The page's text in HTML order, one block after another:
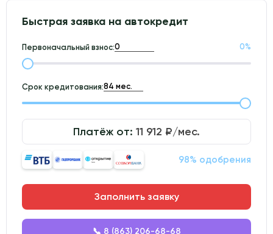
Быстрая заявка на автокредит
Первоначальный взнос: 0%
Срок кредитования:
Платёж от: 11 912 ₽/мес.
98% одобрения
Заполнить заявку
📞 8 (863) 206-68-68